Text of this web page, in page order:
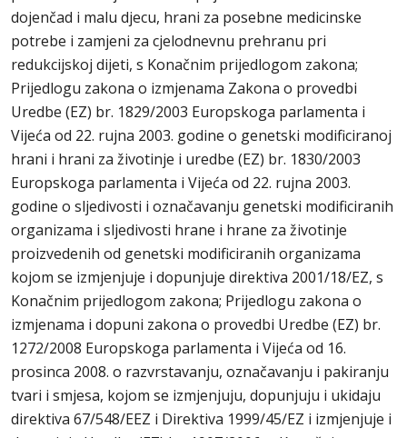
dojenčad i malu djecu, hrani za posebne medicinske
potrebe i zamjeni za cjelodnevnu prehranu pri
redukcijskoj dijeti, s Konačnim prijedlogom zakona;
Prijedlogu zakona o izmjenama Zakona o provedbi
Uredbe (EZ) br. 1829/2003 Europskoga parlamenta i
Vijeća od 22. rujna 2003. godine o genetski modificiranoj
hrani i hrani za životinje i uredbe (EZ) br. 1830/2003
Europskoga parlamenta i Vijeća od 22. rujna 2003.
godine o sljedivosti i označavanju genetski modificiranih
organizama i sljedivosti hrane i hrane za životinje
proizvedenih od genetski modificiranih organizama
kojom se izmjenjuje i dopunjuje direktiva 2001/18/EZ, s
Konačnim prijedlogom zakona; Prijedlogu zakona o
izmjenama i dopuni zakona o provedbi Uredbe (EZ) br.
1272/2008 Europskoga parlamenta i Vijeća od 16.
prosinca 2008. o razvrstavanju, označavanju i pakiranju
tvari i smjesa, kojom se izmjenjuju, dopunjuju i ukidaju
direktiva 67/548/EEZ i Direktiva 1999/45/EZ i izmjenjuje i